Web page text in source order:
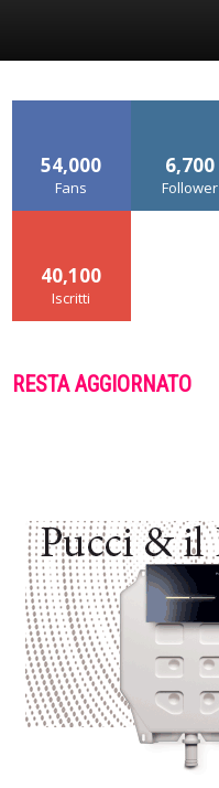
54,000
Fans
6,700
Follower
40,100
Iscritti
RESTA AGGIORNATO